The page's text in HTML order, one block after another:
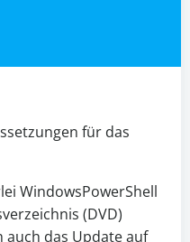
für das
WindowsPowerShell
(DVD)
auch das Update auf